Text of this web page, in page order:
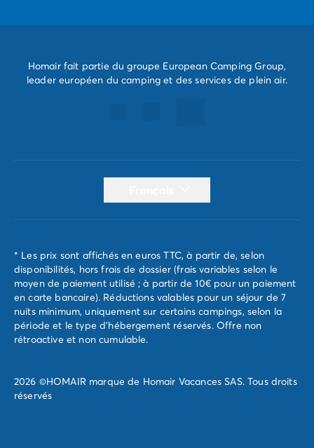
Homair fait partie du groupe European Camping Group,
leader européen du camping et des services de plein air.
* Les prix sont affichés en euros TTC, à partir de, selon
disponibilités, hors frais de dossier (frais variables selon le
moyen de paiement utilisé ; à partir de 10€ pour un paiement
en carte bancaire). Réductions valables pour un séjour de 7
nuits minimum, uniquement sur certains campings, selon la
période et le type d'hébergement réservés. Offre non
rétroactive et non cumulable.
2026 ©HOMAIR marque de Homair Vacances SAS. Tous droits
réservés